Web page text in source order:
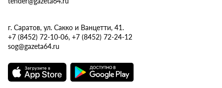
г. Саратов, ул. Сакко и Ванцетти, 41.
+7 (8452) 72-10-06, +7 (8452) 72-24-12
sog@gazeta64.ru